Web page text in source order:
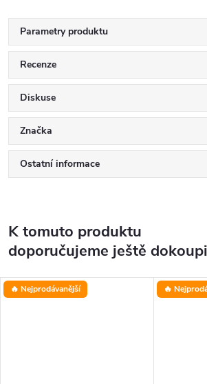
Parametry produktu
Recenze
Diskuse
Značka
Ostatní informace
K tomuto produktu
doporučujeme ještě
🔥 Nejprodávanější 🔥